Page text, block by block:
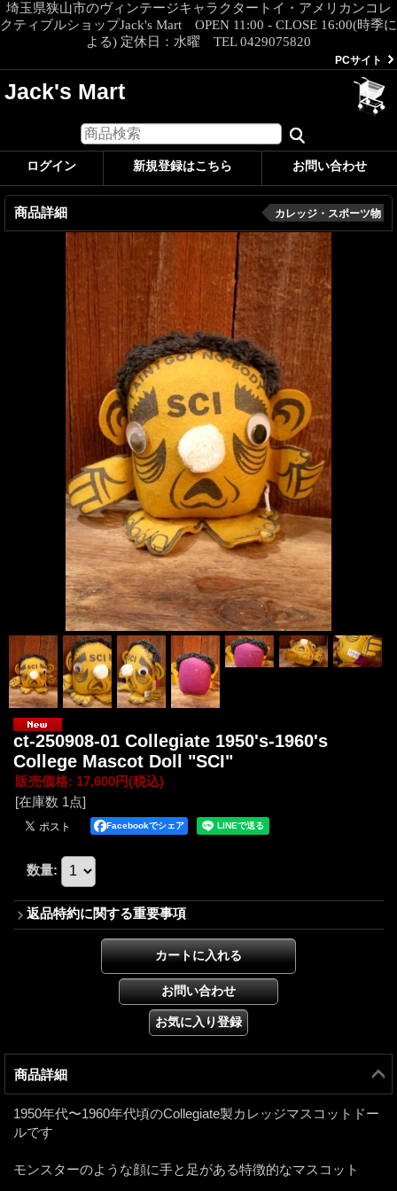
埼玉県狭山市のヴィンテージキャラクタートイ・アメリカンコレ
クティブルショップJack's Mart OPEN 11:00 - CLOSE 16:00(時季に
よる) 定休日：水曜 TEL 0429075820
PCサイト
Jack's Mart
ログイン 新規登録はこちら お問い合わせ
商品詳細 カレッジ・スポーツ物
ct-250908-01 Collegiate 1950's-1960's
College Mascot Doll "SCI"
販売価格: 17,600円(税込)
[在庫数 1点]
Facebookでシェア
数量:
返品特約に関する重要事項
商品詳細
1950年代〜1960年代頃のCollegiate製カレッジマスコットドー
ルです
モンスターのような顔に手と足がある特徴的なマスコット